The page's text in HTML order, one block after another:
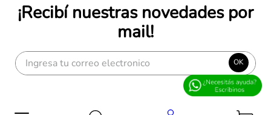
¡Recibí nuestras novedades por
mail!
OK